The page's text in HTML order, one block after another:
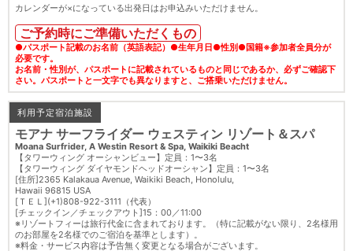
カレンダーが×になっている出発日はお申込みいただけません。
ご予約時にご準備いただくもの
●パスポート記載のお名前（英語表記）●生年月日●性別●国籍※参加者全員分が
必要です。
お名前・性別が、パスポートに記載されているものと同じであるか、必ずご確認下
さい。パスポートと一文字でも異なりますと、ご搭乗いただけません。
利用予定宿泊施設
モアナ サーフライダー ウェスティン リゾート＆スパ
Moana Surfrider, A Westin Resort & Spa, Waikiki Beacht
【タワーウィング オーシャンビュー】定員：1〜3名
【タワーウィング ダイヤモンドヘッドオーシャン】定員：1〜3名
[住所]2365 Kalakaua Avenue, Waikiki Beach, Honolulu,
Hawaii 96815 USA
[ＴＥＬ](+1)808-922-3111（代表）
[チェックイン／チェックアウト]15：00／11:00
※リゾートフィーは旅行代金に含まれております。（特に記載がない限り、2名様用
のお部屋を2名様でのご宿泊を基準とします）。
※料金・サービス内容は予告無く変更となる場合がございます。